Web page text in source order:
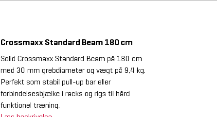
Crossmaxx Standard Beam 180 cm
Solid Crossmaxx Standard Beam på 180 cm
med 30 mm grebdiameter og vægt på 9,4 kg.
Perfekt som stabil pull-up bar eller
forbindelsesbjælke i racks og rigs til hård
funktionel træning.